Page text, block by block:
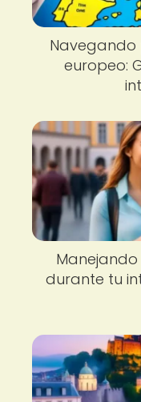
Navegando
europeo:
durante tu